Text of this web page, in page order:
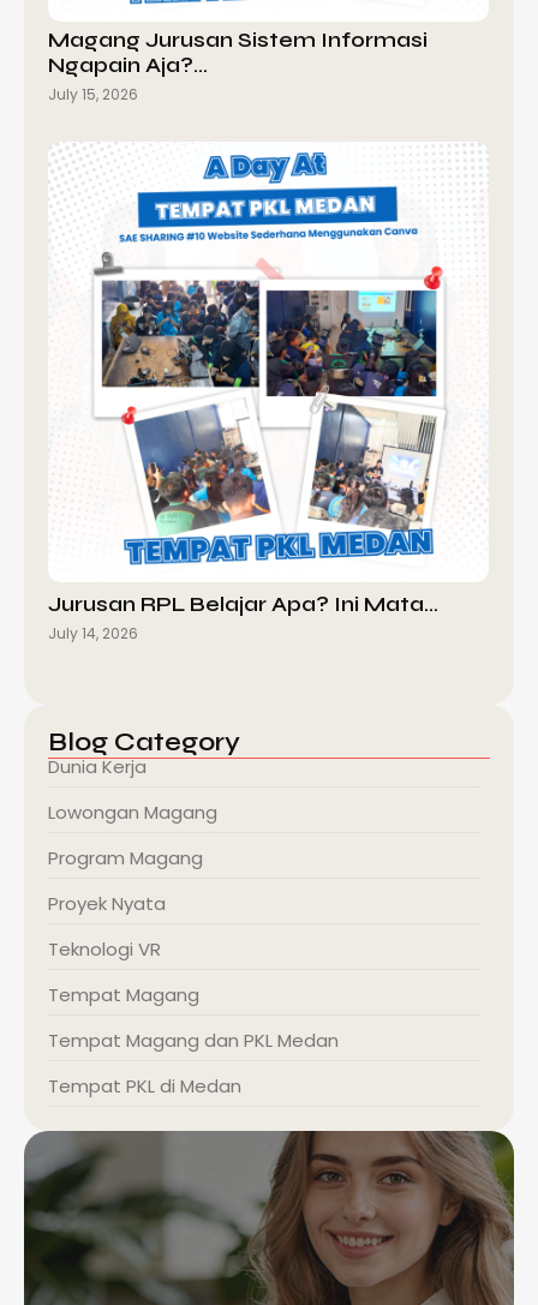
Magang Jurusan Sistem Informasi
Ngapain Aja?…
July 15, 2026
Jurusan RPL Belajar Apa? Ini Mata…
July 14, 2026
Blog Category
Dunia Kerja
Lowongan Magang
Program Magang
Proyek Nyata
Teknologi VR
Tempat Magang
Tempat Magang dan PKL Medan
Tempat PKL di Medan